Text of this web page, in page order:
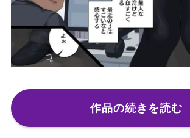
作品の続きを読む